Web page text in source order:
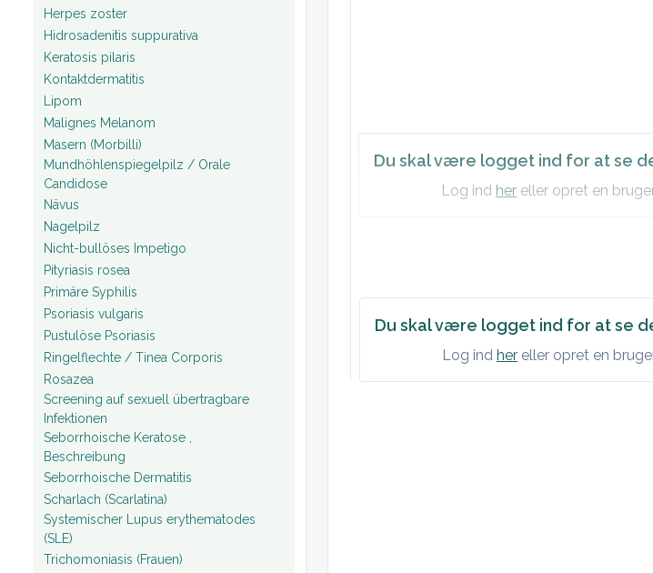
Herpes zoster
Hidrosadenitis suppurativa
Keratosis pilaris
Kontaktdermatitis
Lipom
Malignes Melanom
Masern (Morbilli)
Mundhöhlenspiegelpilz / Orale
Candidose
Nävus
Nagelpilz
Nicht-bullöses Impetigo
Pityriasis rosea
Primäre Syphilis
Psoriasis vulgaris
Pustulöse Psoriasis
Ringelflechte / Tinea Corporis
Rosazea
Screening auf sexuell übertragbare
Infektionen
Seborrhoische Keratose ,
Beschreibung
Seborrhoische Dermatitis
Scharlach (Scarlatina)
Systemischer Lupus erythematodes
(SLE)
Trichomoniasis (Frauen)
Du skal være logget ind for at se
Log ind her eller opret en
Du skal være logget ind for at se
Log ind her eller opret en